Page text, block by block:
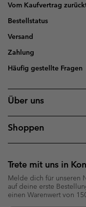
Vom Kaufvertrag
Bestellstatus
Versand
Zahlung
Häufig gestellte Fragen
Über uns
Shoppen
Trete mit uns in
Melde dich für unseren
auf deine erste
einen Warenwert von